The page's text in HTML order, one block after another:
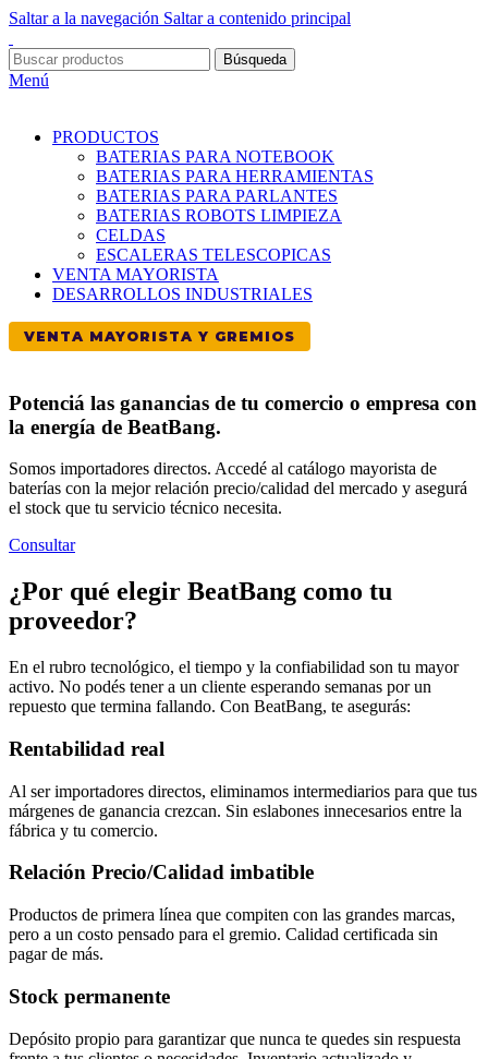
Saltar a la navegación Saltar a contenido principal
Búsqueda
Menú
PRODUCTOS
BATERIAS PARA NOTEBOOK
BATERIAS PARA HERRAMIENTAS
BATERIAS PARA PARLANTES
BATERIAS ROBOTS LIMPIEZA
CELDAS
ESCALERAS TELESCOPICAS
VENTA MAYORISTA
DESARROLLOS INDUSTRIALES
VENTA MAYORISTA Y GREMIOS
Potenciá las ganancias de tu comercio o empresa con
la energía de BeatBang.
Somos importadores directos. Accedé al catálogo mayorista de
baterías con la mejor relación precio/calidad del mercado y asegurá
el stock que tu servicio técnico necesita.
Consultar
¿Por qué elegir BeatBang como tu
proveedor?
En el rubro tecnológico, el tiempo y la confiabilidad son tu mayor
activo. No podés tener a un cliente esperando semanas por un
repuesto que termina fallando. Con BeatBang, te asegurás:
Rentabilidad real
Al ser importadores directos, eliminamos intermediarios para que tus
márgenes de ganancia crezcan. Sin eslabones innecesarios entre la
fábrica y tu comercio.
Relación Precio/Calidad imbatible
Productos de primera línea que compiten con las grandes marcas,
pero a un costo pensado para el gremio. Calidad certificada sin
pagar de más.
Stock permanente
Depósito propio para garantizar que nunca te quedes sin respuesta